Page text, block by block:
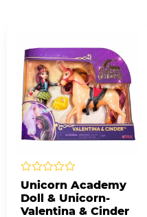
Unicorn Academy
Doll & Unicorn-
Valentina & Cinder